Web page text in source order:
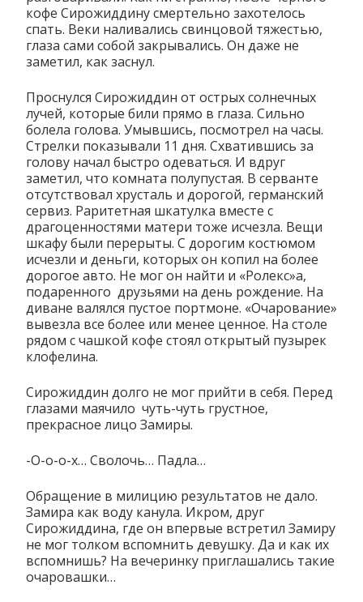
кофе Сирожиддину смертельно захотелось
спать. Веки наливались свинцовой тяжестью,
глаза сами собой закрывались. Он даже не
заметил, как заснул.
Проснулся Сирожиддин от острых солнечных
лучей, которые били прямо в глаза. Сильно
болела голова. Умывшись, посмотрел на часы.
Стрелки показывали 11 дня. Схватившись за
голову начал быстро одеваться. И вдруг
заметил, что комната полупустая. В серванте
отсутствовал хрусталь и дорогой, германский
сервиз. Раритетная шкатулка вместе с
драгоценностями матери тоже исчезла. Вещи
шкафу были перерыты. С дорогим костюмом
исчезли и деньги, которых он копил на более
дорогое авто. Не мог он найти и «Ролекс»а,
подаренного друзьями на день рождение. На
диване валялся пустое портмоне. «Очарование»
вывезла все более или менее ценное. На столе
рядом с чашкой кофе стоял открытый пузырек
клофелина.
Сирожиддин долго не мог прийти в себя. Перед
глазами маячило чуть-чуть грустное,
прекрасное лицо Замиры.
-О-о-о-х… Сволочь… Падла…
Обращение в милицию результатов не дало.
Замира как воду канула. Икром, друг
Сирожиддина, где он впервые встретил Замиру
не мог толком вспомнить девушку. Да и как их
вспомнишь? На вечеринку приглашались такие
очаровашки…